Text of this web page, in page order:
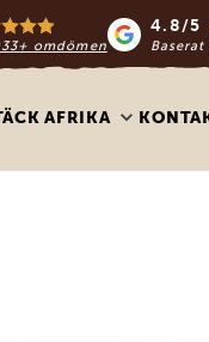
omdömen
4.8/5
Baserat
AFRIKA